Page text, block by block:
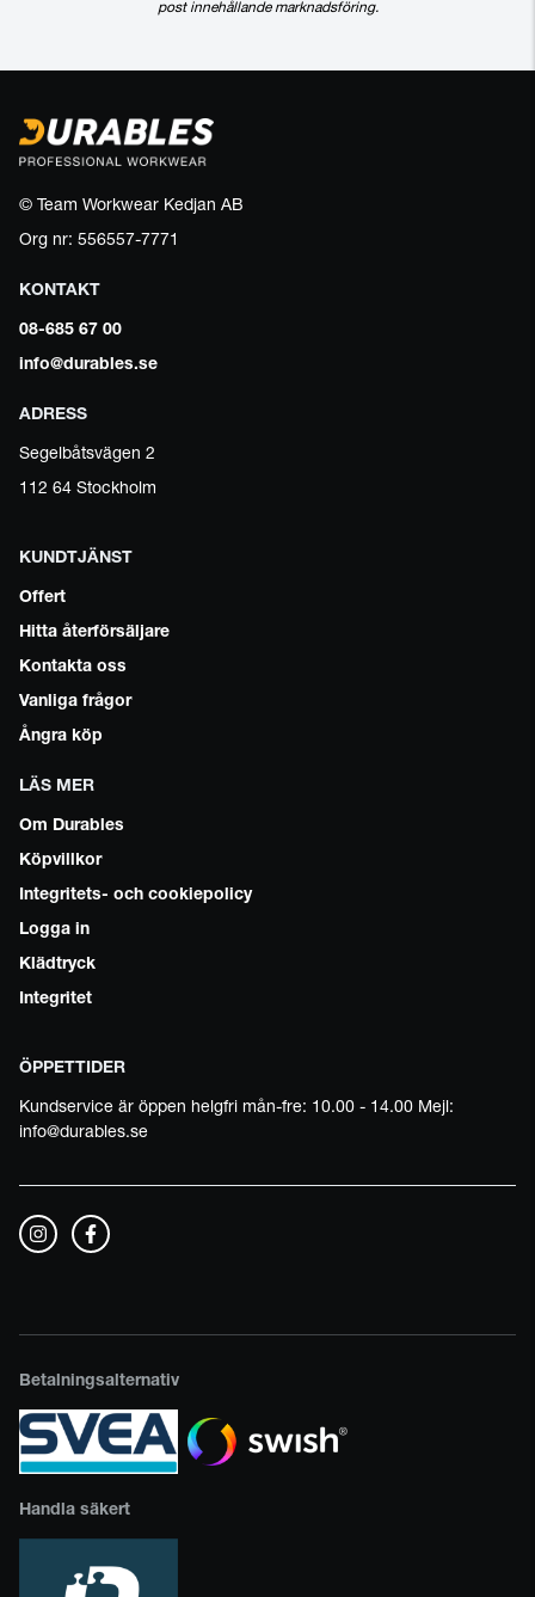
post innehållande marknadsföring.
© Team Workwear Kedjan AB
Org nr: 556557-7771
KONTAKT
08-685 67 00
info@durables.se
ADRESS
Segelbåtsvägen 2
112 64 Stockholm
KUNDTJÄNST
Offert
Hitta återförsäljare
Kontakta oss
Vanliga frågor
Ångra köp
LÄS MER
Om Durables
Köpvillkor
Integritets- och cookiepolicy
Logga in
Klädtryck
Integritet
ÖPPETTIDER
Kundservice är öppen helgfri mån-fre: 10.00 - 14.00 Mejl:
info@durables.se
Betalningsalternativ
Handla säkert